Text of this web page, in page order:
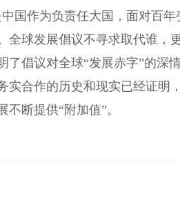
国作为负责任大国，面对百
全球发展倡议不寻求取代谁，
了倡议对全球“发展赤字”的深
实合作的历史和现实已经证明
断提供“附加值”。